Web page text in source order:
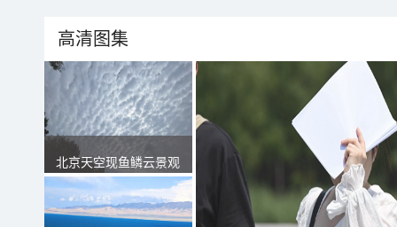
高清图集
北京天空现鱼鳞云景观